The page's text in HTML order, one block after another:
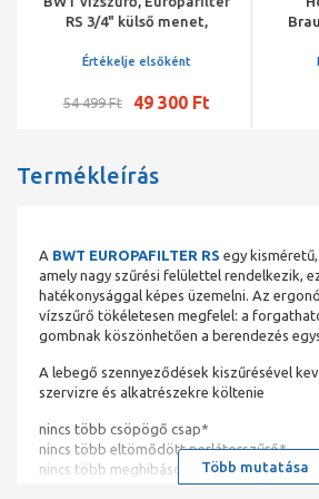
RS 3/4" külső menet,
Értékelje elsőként
54 499 Ft 49 300 Ft
Termékleírás
A BWT EUROPAFILTER RS egy
amely nagy szűrési felülettel rendelkezik,
hatékonysággal képes üzemelni. Az
vízszűrő tökéletesen megfelel: a
gombnak köszönhetően a berendezés
A lebegő szennyeződések kiszűrésével
szervizre és alkatrészekre költenie
nincs több csöpögő csap*
nincs több eltömődött perlátorszűrő*
nincs több meghibásodott szelep*
*amennyiben a meghibásodást, csöpögést
Több mutatása